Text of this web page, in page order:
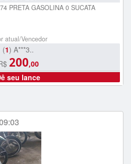
PRETA GASOLINA 0 SUCATA
atual/Vencedor
(1) A***3..
200,00
seu lance